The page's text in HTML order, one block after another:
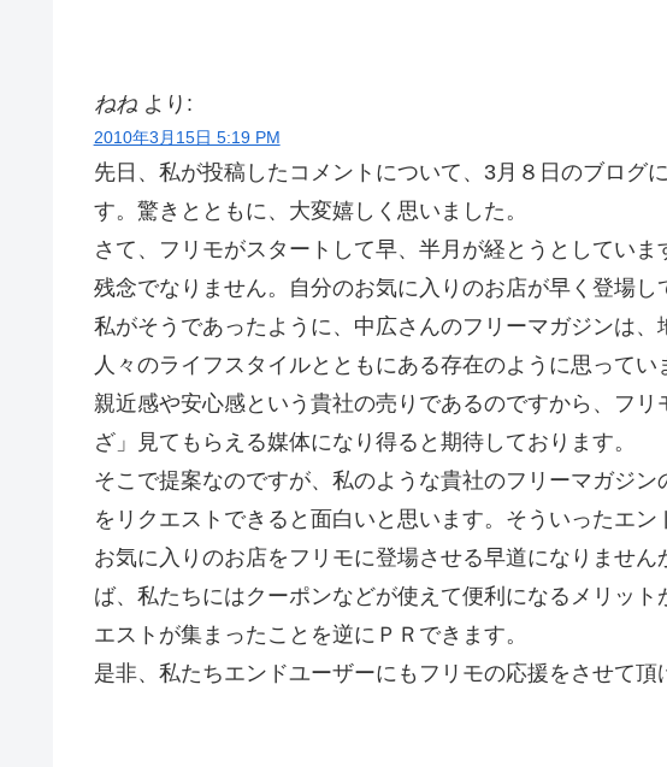
ねね より:
2010年3月15日 5:19 PM
先日、私が投稿したコメントについて、3月８日のブログ
す。驚きとともに、大変嬉しく思いました。
さて、フリモがスタートして早、半月が経とうとしてい
残念でなりません。自分のお気に入りのお店が早く登場し
私がそうであったように、中広さんのフリーマガジンは、
人々のライフスタイルとともにある存在のように思って
親近感や安心感という貴社の売りであるのですから、フ
ざ」見てもらえる媒体になり得ると期待しております。
そこで提案なのですが、私のような貴社のフリーマガジ
をリクエストできると面白いと思います。そういったエ
お気に入りのお店をフリモに登場させる早道になりませ
ば、私たちにはクーポンなどが使えて便利になるメリッ
エストが集まったことを逆にＰＲできます。
是非、私たちエンドユーザーにもフリモの応援をさせて頂